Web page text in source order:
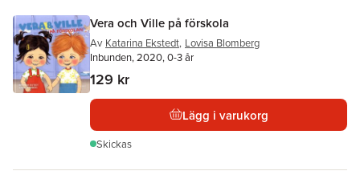
Vera och Ville på förskola
Av Katarina Ekstedt, Lovisa Blomberg
Inbunden, 2020, 0-3 år
129 kr
Lägg i varukorg
Skickas